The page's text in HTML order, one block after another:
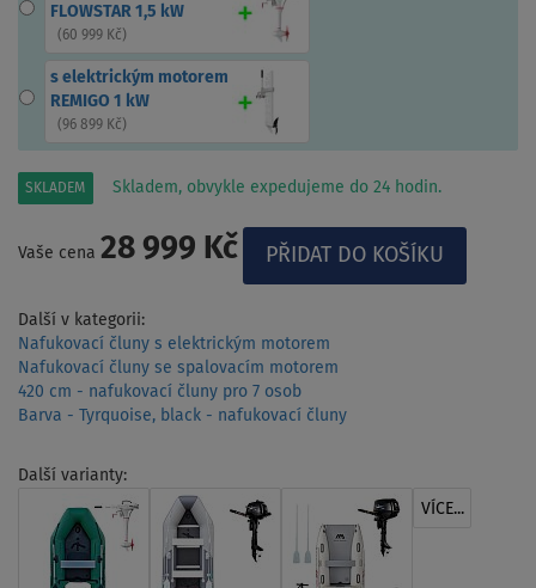
FLOWSTAR 1,5 kW
(60 999 Kč)
s elektrickým motorem
REMIGO 1 kW
(96 899 Kč)
SKLADEM Skladem, obvykle expedujeme do 24 hodin.
Vaše cena 28 999 Kč
Další v kategorii:
Nafukovací čluny s elektrickým motorem
Nafukovací čluny se spalovacím motorem
420 cm - nafukovací čluny pro 7 osob
Barva - Tyrquoise, black - nafukovací čluny
Další varianty:
VÍCE...